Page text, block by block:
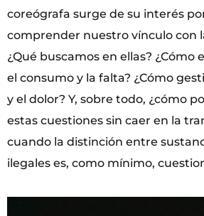
coreógrafa surge de su interés
comprender nuestro vínculo con
¿Qué buscamos en ellas? ¿Cómo
el consumo y la falta? ¿Cómo
y el dolor? Y, sobre todo, ¿cómo
estas cuestiones sin caer en la
cuando la distinción entre
ilegales es, como mínimo,